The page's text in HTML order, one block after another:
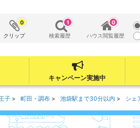
クリップ
0
検索履歴
1
ハウス閲覧履歴
0
キャンペーン実施中
子 町田・調布 池袋駅まで30分以内 シェ